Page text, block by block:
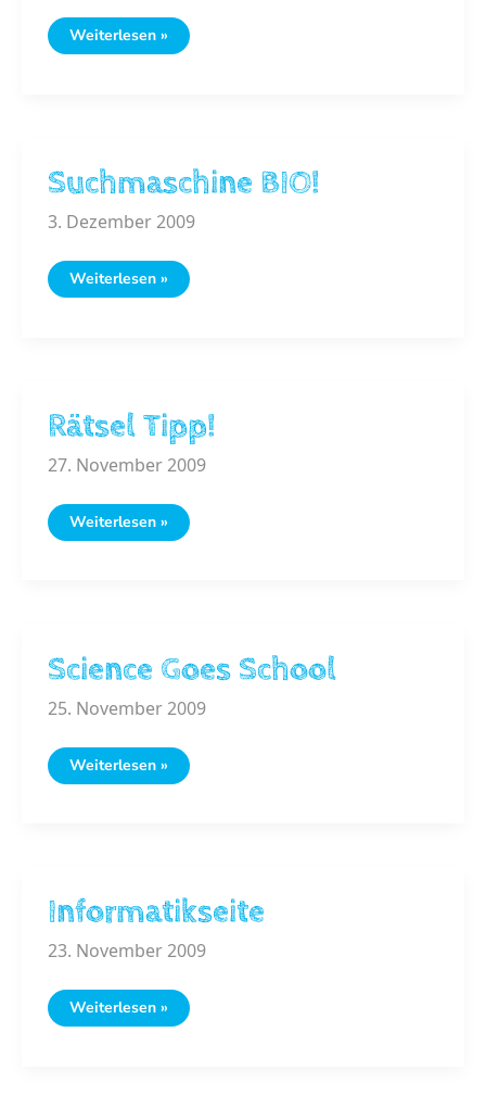
Botanik
im
Weiterlesen »
Suchmaschine BIO!
3. Dezember 2009
Suchmaschine
BIO!
Weiterlesen »
Rätsel Tipp!
27. November 2009
Rätsel
Weiterlesen »
Science Goes School
25. November 2009
Science
Weiterlesen »
Informatikseite
23. November 2009
Informatikseite
Weiterlesen »